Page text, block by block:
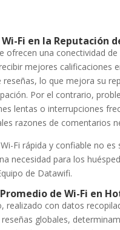
Fi en la Reputación
ofrecen una conectividad de
mejores calificaciones
lo que mejora su
Por el contrario,
lentas o interrupciones
razones de comentarios
Fi rápida y confiable no es
necesidad para los
de Datawifi.
de Wi-Fi en
realizado con datos
globales,